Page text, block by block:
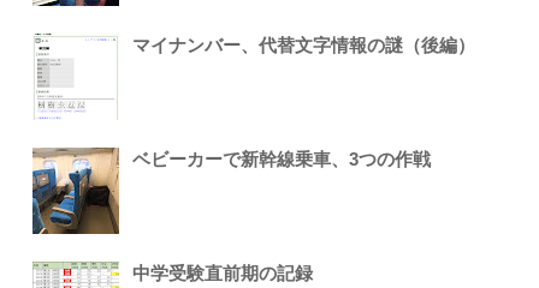
マイナンバー、代替文字情報の謎（後編）
ベビーカーで新幹線乗車、3つの作戦
中学受験直前期の記録